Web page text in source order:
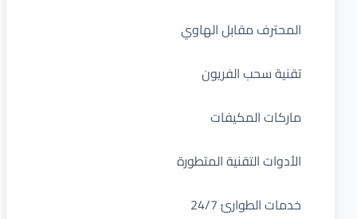
المحترف مقابل الهاوي
تقنية سحب الفريون
ماركات المكيفات
الأدوات التقنية المتطورة
خدمات الطوارئ 24/7